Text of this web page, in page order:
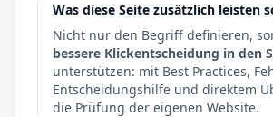
Was diese Seite zusätzlich leisten
Nicht nur den Begriff definieren,
bessere Klickentscheidung in den
unterstützen: mit Best Practices,
Entscheidungshilfe und direktem
die Prüfung der eigenen Website.